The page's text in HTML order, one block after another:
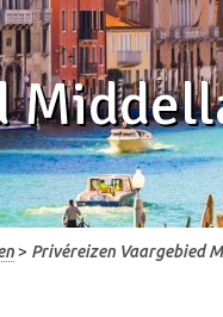
> Privéreizen Vaargebied